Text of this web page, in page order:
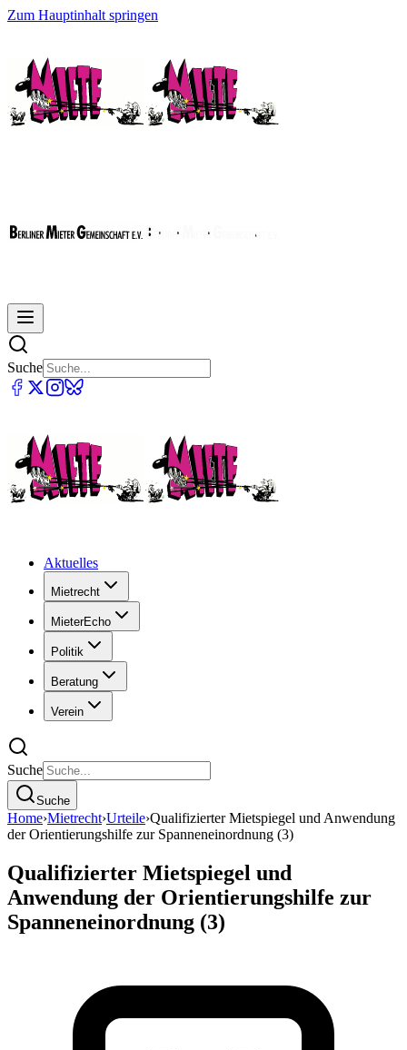
Zum Hauptinhalt springen
Suche
Aktuelles
Mietrecht
MieterEcho
Politik
Beratung
Verein
Suche
Suche
Home›Mietrecht›Urteile›Qualifizierter Mietspiegel und Anwendung
der Orientierungshilfe zur Spanneneinordnung (3)
Qualifizierter Mietspiegel und
Anwendung der Orientierungshilfe zur
Spanneneinordnung (3)